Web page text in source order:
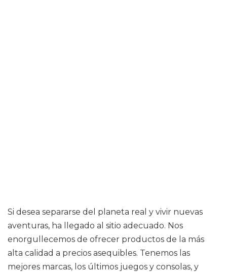
Si desea separarse del planeta real y vivir nuevas
aventuras, ha llegado al sitio adecuado. Nos
enorgullecemos de ofrecer productos de la más
alta calidad a precios asequibles. Tenemos las
mejores marcas, los últimos juegos y consolas, y